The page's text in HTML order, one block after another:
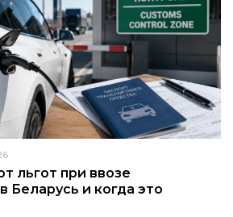
льгот при ввозе
Беларусь и когда это